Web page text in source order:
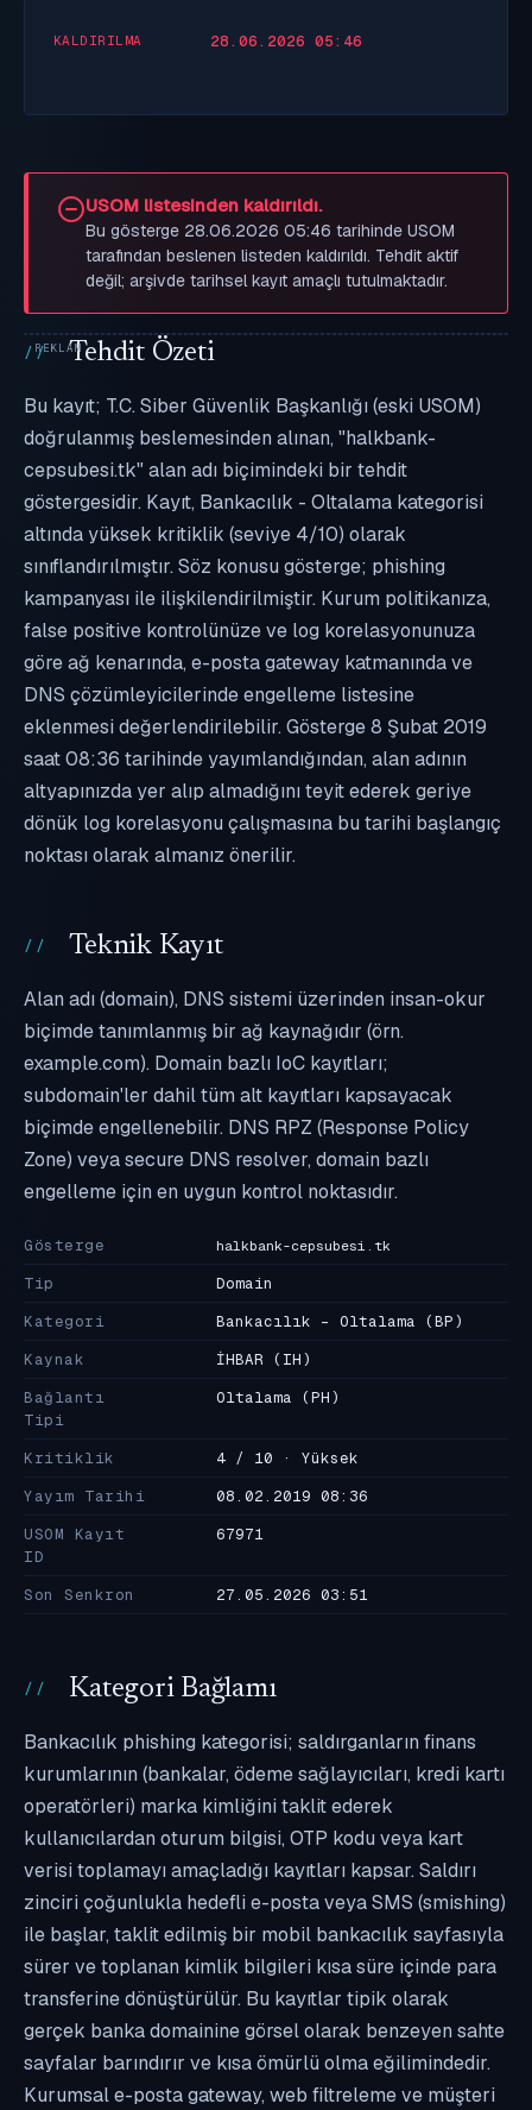
KALDIRILMA 28.06.2026 05:46
USOM listesinden kaldırıldı.
Bu gösterge 28.06.2026 05:46 tarihinde USOM
tarafından beslenen listeden kaldırıldı. Tehdit aktif
değil; arşivde tarihsel kayıt amaçlı tutulmaktadır.
Tehdit Özeti
Bu kayıt; T.C. Siber Güvenlik Başkanlığı (eski USOM)
doğrulanmış beslemesinden alınan, "halkbank-
cepsubesi.tk" alan adı biçimindeki bir tehdit
göstergesidir. Kayıt, Bankacılık - Oltalama kategorisi
altında yüksek kritiklik (seviye 4/10) olarak
sınıflandırılmıştır. Söz konusu gösterge; phishing
kampanyası ile ilişkilendirilmiştir. Kurum politikanıza,
false positive kontrolünüze ve log korelasyonunuza
göre ağ kenarında, e-posta gateway katmanında ve
DNS çözümleyicilerinde engelleme listesine
eklenmesi değerlendirilebilir. Gösterge 8 Şubat 2019
saat 08:36 tarihinde yayımlandığından, alan adının
altyapınızda yer alıp almadığını teyit ederek geriye
dönük log korelasyonu çalışmasına bu tarihi başlangıç
noktası olarak almanız önerilir.
Teknik Kayıt
Alan adı (domain), DNS sistemi üzerinden insan-okur
biçimde tanımlanmış bir ağ kaynağıdır (örn.
example.com). Domain bazlı IoC kayıtları;
subdomain'ler dahil tüm alt kayıtları kapsayacak
biçimde engellenebilir. DNS RPZ (Response Policy
Zone) veya secure DNS resolver, domain bazlı
engelleme için en uygun kontrol noktasıdır.
Gösterge halkbank-cepsubesi.tk
Tip
Domain
Kategori
Bankacılık - Oltalama (BP)
Kaynak
İHBAR (IH)
Bağlantı
Tipi
Oltalama (PH)
Kritiklik
4 / 10 · Yüksek
Yayım Tarihi
08.02.2019 08:36
USOM Kayıt
ID
67971
Son Senkron 27.05.2026 03:51
Kategori Bağlamı
Bankacılık phishing kategorisi; saldırganların finans
kurumlarının (bankalar, ödeme sağlayıcıları, kredi kartı
operatörleri) marka kimliğini taklit ederek
kullanıcılardan oturum bilgisi, OTP kodu veya kart
verisi toplamayı amaçladığı kayıtları kapsar. Saldırı
zinciri çoğunlukla hedefli e-posta veya SMS (smishing)
ile başlar, taklit edilmiş bir mobil bankacılık sayfasıyla
sürer ve toplanan kimlik bilgileri kısa süre içinde para
transferine dönüştürülür. Bu kayıtlar tipik olarak
gerçek banka domainine görsel olarak benzeyen sahte
sayfalar barındırır ve kısa ömürlü olma eğilimindedir.
Kurumsal e-posta gateway, web filtreleme ve müşteri